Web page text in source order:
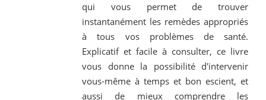
qui vous permet de trouver
instantanément les remèdes appropriés
à tous vos problèmes de santé.
Explicatif et facile à consulter, ce livre
vous donne la possibilité d'intervenir
vous-même à temps et bon escient, et
aussi de mieux comprendre les